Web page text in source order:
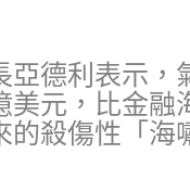
亞德利表示，
美元，比金融
的殺傷性「海